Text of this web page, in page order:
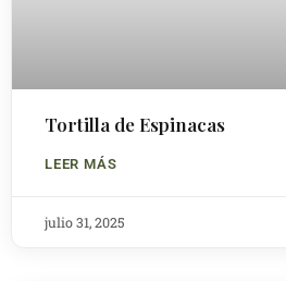
Tortilla de Espinacas
LEER MÁS
julio 31, 2025